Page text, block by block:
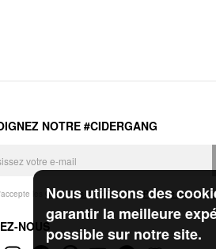
Nous utilisons des
garantir la meilleure
possible sur notre site.
NOTRE #CIDERGANG
les Conditions généraleset laPolitique de
NOUS